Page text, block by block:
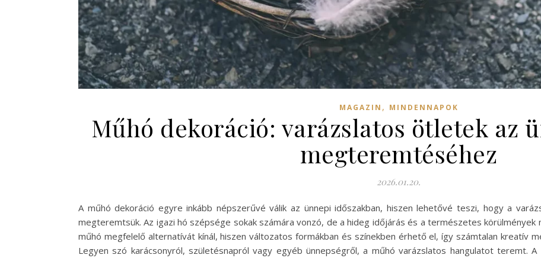
MAGAZIN , MINDENNAPOK
Műhó dekoráció: varázslatos ötletek az
megteremtéséhez
2026.01.20.
A műhó dekoráció egyre inkább népszerűvé válik az ünnepi időszakban, hiszen lehetővé teszi, hogy a
megteremtsük. Az igazi hó szépsége sokak számára vonzó, de a hideg időjárás és a természetes
műhó megfelelő alternatívát kínál, hiszen változatos formákban és színekben érhető el, így számtalan kreatív
Legyen szó karácsonyról, születésnapról vagy egyéb ünnepségről, a műhó varázslatos hangulatot teremt.